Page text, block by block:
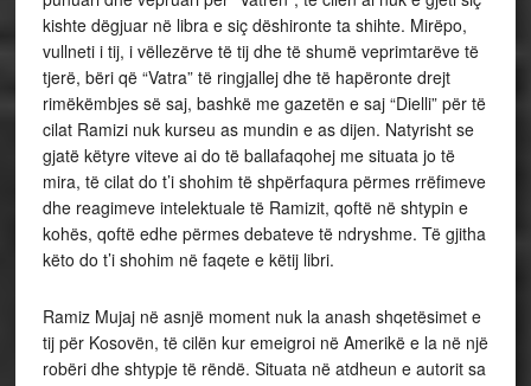
kishte dëgjuar në libra e siç dëshironte ta shihte. Mirëpo,
vullneti i tij, i vëllezërve të tij dhe të shumë veprimtarëve të
tjerë, bëri që “Vatra” të ringjallej dhe të hapëronte drejt
rimëkëmbjes së saj, bashkë me gazetën e saj “Dielli” për të
cilat Ramizi nuk kurseu as mundin e as dijen. Natyrisht se
gjatë këtyre viteve ai do të ballafaqohej me situata jo të
mira, të cilat do t’i shohim të shpërfaqura përmes rrëfimeve
dhe reagimeve intelektuale të Ramizit, qoftë në shtypin e
kohës, qoftë edhe përmes debateve të ndryshme. Të gjitha
këto do t’i shohim në faqete e këtij libri.
Ramiz Mujaj në asnjë moment nuk la anash shqetësimet e
tij për Kosovën, të cilën kur emeigroi në Amerikë e la në një
robëri dhe shtypje të rëndë. Situata në atdheun e autorit sa